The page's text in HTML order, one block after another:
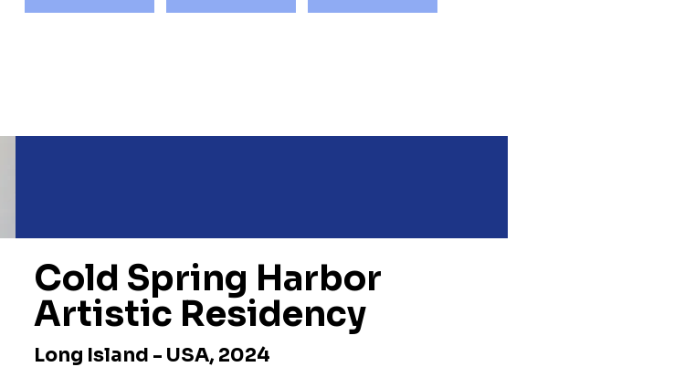
Cold Spring Harbor
Artistic Residency
Long Island - USA, 2024